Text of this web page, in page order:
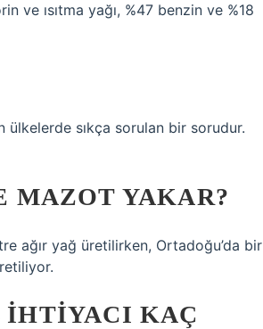
ve ısıtma yağı, %47 benzin ve %18
sıkça sorulan bir sorudur.
MAZOT YAKAR?
ağır yağ üretilirken, Ortadoğu’da bir
IHTIYACI KAÇ